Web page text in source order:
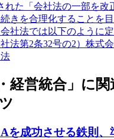
れた「会社法の一部を改
きを合理化することを
社法では以下のように
法第2条32号の2）株式
経営統合」に
を成功させる鉄則、